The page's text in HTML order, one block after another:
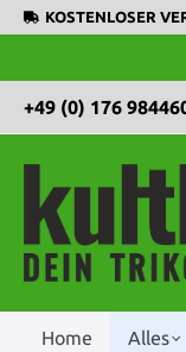
KOSTENLOSER
+49 (0) 176
Home Alles